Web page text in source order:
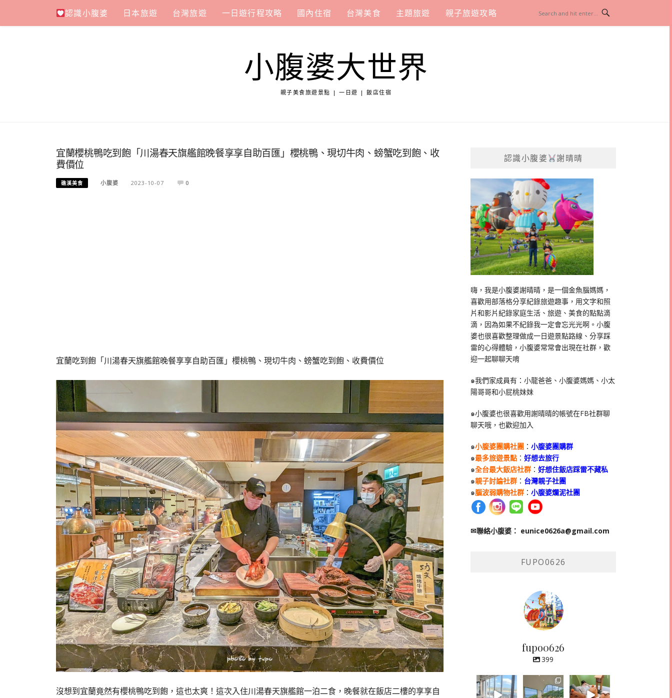
content
認識小腹婆 日本旅遊 台灣旅遊 一日遊行程攻略 國內住宿 台灣美食 主題旅遊 親子旅遊攻略
小腹婆大世界
親子美食旅遊景點 | 一日遊 | 飯店住宿
宜蘭櫻桃鴨吃到飽「川湯春天旗艦館晚餐享享自助百匯」櫻桃鴨、現切牛肉、螃蟹吃到飽、收
費價位
礁溪美食 小腹婆 2023-10-07 0
宜蘭吃到飽「川湯春天旗艦館晚餐享享自助百匯」櫻桃鴨、現切牛肉、螃蟹吃到飽、收費價位
沒想到宜蘭竟然有櫻桃鴨吃到飽，這也太爽！這次入住川湯春天旗艦館一泊二食，晚餐就在飯店二樓的享享自
認識小腹婆 謝晴晴
嗨，我是小腹婆謝晴晴，是一個金魚腦媽媽，
喜歡用部落格分享紀錄旅遊趣事，用文字和照
片和影片紀錄家庭生活、旅遊、美食的點點滴
滴，因為如果不紀錄我一定會忘光光啊。小腹
婆也很喜歡整理做成一日遊景點路線、分享踩
雷的心得體驗，小腹婆常常會出現在社群，歡
迎一起聊聊天唷
๑我們家成員有：小龍爸爸、小腹婆媽媽、小太
陽哥哥和小屁桃妹妹
๑小腹婆也很喜歡用謝晴晴的帳號在FB社群聊
聊天哦，也歡迎加入
๑小腹婆團購社團 ：小腹婆團購群
๑最多旅遊景點 ：好想去旅行
๑全台最大飯店社群 ：好想住飯店踩雷不藏私
๑親子討論社群 ： 台灣親子社團
๑腦波弱購物社群 ：小腹婆爛泥社團
✉聯絡小腹婆： eunice0626a@gmail.com
FUPO0626
fupo0626
399